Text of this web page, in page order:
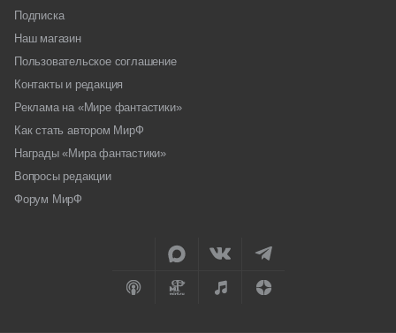
Подписка
Наш магазин
Пользовательское соглашение
Контакты и редакция
Реклама на «Мире фантастики»
Как стать автором МирФ
Награды «Мира фантастики»
Вопросы редакции
Форум МирФ